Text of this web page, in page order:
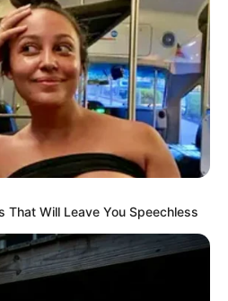
ΛΕΕΙ ΤΟ
ΜΑΣ…..ΚΑΘΕ
ΑΛΗΘΙΝΗ…….
ΘΑ ΠΡΕΠΕΙ ΝΑ
ΑΝΘΡΩΠΟΙ ΕΛΑΒΑΝ ΜΕΡΟΣ
ΚΑΙ
ΤΑ ΜΗΧΑΝΗΜΑΤΑ ΣΕ ΚΑΘΕΝΑ
ΕΧΟΥΜΕ ΜΑΡΤΥΡΑ
ΚΑΙ ΜΑΣ ΕΙΠΕ
ΕΝΑ ΚΛΕΙΔΙ ΑΠΟ ΕΚΕΙ……ΜΕ
ΤΟΝ ΑΛΓΟΡΙΘΜΟ,
That Will Leave You Speechless